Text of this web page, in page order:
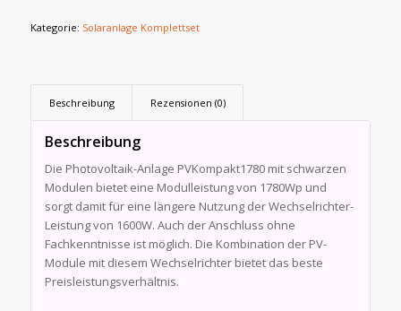
Kategorie: Solaranlage Komplettset
Beschreibung Rezensionen (0)
Beschreibung
Die Photovoltaik-Anlage PVKompakt1780 mit schwarzen
Modulen bietet eine Modulleistung von 1780Wp und
sorgt damit für eine längere Nutzung der Wechselrichter-
Leistung von 1600W. Auch der Anschluss ohne
Fachkenntnisse ist möglich. Die Kombination der PV-
Module mit diesem Wechselrichter bietet das beste
Preisleistungsverhältnis.